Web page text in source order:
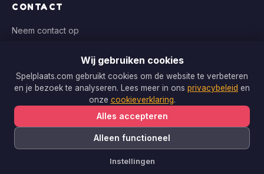
CONTACT
Neem contact op
WIJ VERGELIJKEN BIJ
Bol.com, Spellenrijk, Boardgameshop.nl
Copyright © 2026 Spelplaats.com. Alle rechten voorbehouden.
Wij gebruiken cookies
Spelplaats.com gebruikt cookies om de website te verbeteren
en je bezoek te analyseren. Lees meer in ons privacybeleid en
onze cookieverklaring.
Alles accepteren
Alleen functioneel
Instellingen